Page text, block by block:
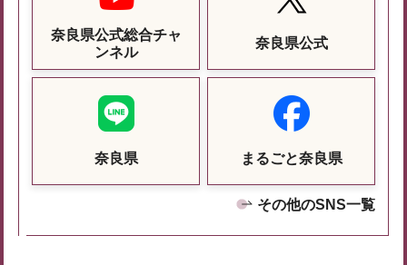
奈良県公式総合チャ
ンネル
奈良県公式
奈良県 まるごと奈良県
その他のSNS一覧